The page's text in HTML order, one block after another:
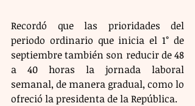
Recordó que las prioridades del
periodo ordinario que inicia el 1° de
septiembre también son reducir de 48
a 40 horas la jornada laboral
semanal, de manera gradual, como lo
ofreció la presidenta de la República.